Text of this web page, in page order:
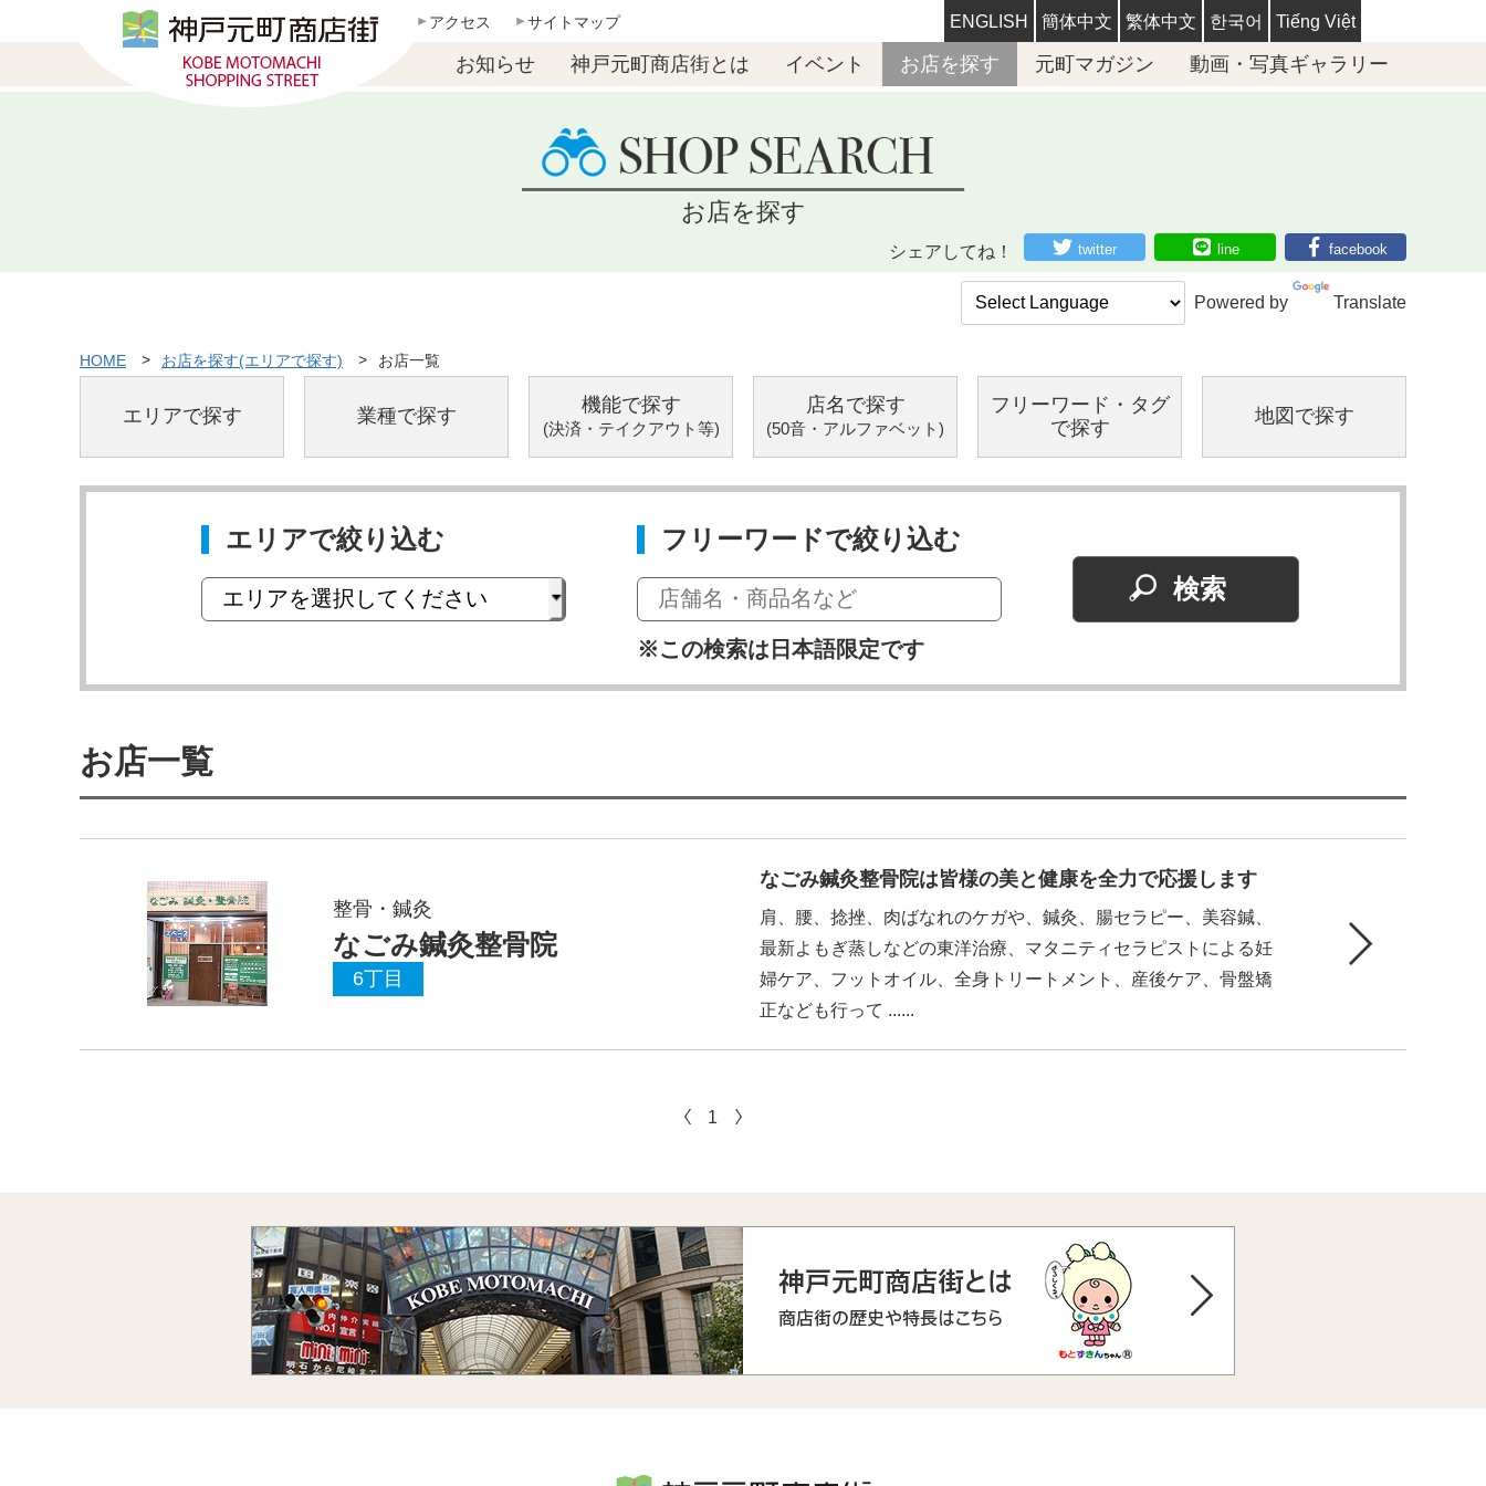
アクセス サイトマップ ENGLISH 簡体中文 繁体中文 한국어 Tiếng Việt
お知らせ 神戸元町商店街とは イベント お店を探す 元町マガジン 動画・写真ギャラリー
お店を探す
シェアしてね！ twitter line facebook
Powered by Translate
HOME お店を探す(エリアで探す) お店一覧
エリアで探す 業種で探す 機能で探す
(決済・テイクアウト等)
店名で探す
(50音・アルファベット)
フリーワード・ タグ
で探す
地図で探す
エリアで絞り込む フリーワードで絞り込む
※この検索は日本語限定です
お店一覧
整骨・鍼灸
なごみ鍼灸整骨院
6丁目
なごみ鍼灸整骨院は皆様の美と健康を全力で応援します
肩、腰、捻挫、肉ばなれのケガや、鍼灸、腸セラピー、美容鍼、
最新よもぎ蒸しなどの東洋治療、マタニティセラピストによる妊
婦ケア、フットオイル、全身トリートメント、産後ケア、骨盤矯
正なども行って ......
1